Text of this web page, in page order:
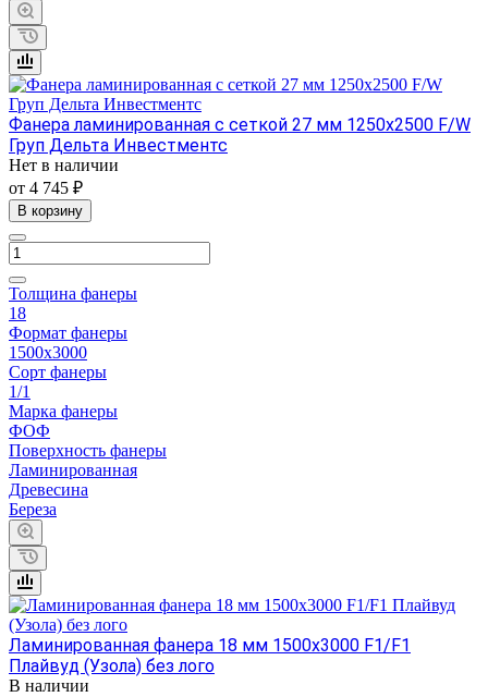
Фанера ламинированная с сеткой 27 мм 1250х2500 F/W
Груп Дельта Инвестментс
Нет в наличии
от 4 745 ₽
В корзину
Толщина фанеры
18
Формат фанеры
1500х3000
Сорт фанеры
1/1
Марка фанеры
ФОФ
Поверхность фанеры
Ламинированная
Древесина
Береза
Ламинированная фанера 18 мм 1500х3000 F1/F1
Плайвуд (Узола) без лого
В наличии